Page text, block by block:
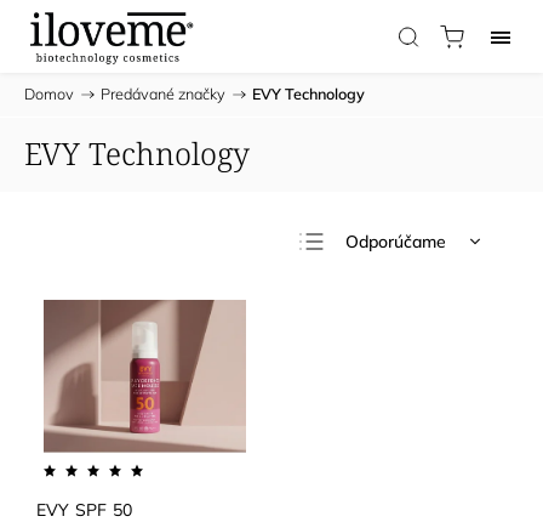
Domov / Predávané značky / EVY Technology
EVY Technology
Odporúčame
EVY SPF 50